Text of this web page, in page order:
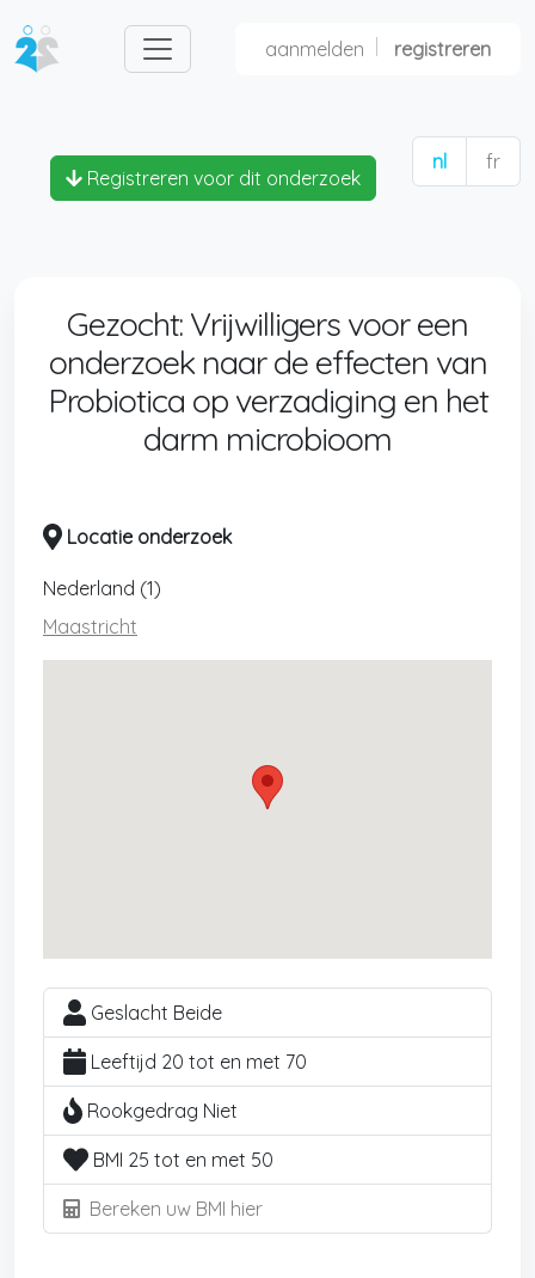
aanmelden registreren
nl fr
Registreren voor dit onderzoek
Gezocht: Vrijwilligers voor een
onderzoek naar de effecten van
Probiotica op verzadiging en het
darm microbioom
Locatie onderzoek
Nederland (1)
Maastricht
Geslacht Beide
Leeftijd 20 tot en met 70
Rookgedrag Niet
BMI 25 tot en met 50
Bereken uw BMI hier